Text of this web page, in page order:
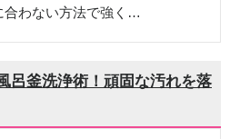
合わない方法で強く…
呂釜洗浄術！頑固な汚れを落